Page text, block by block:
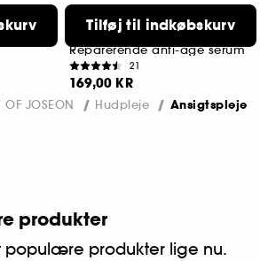
Tea +
Revive Serum: Ginseng +
Reparerende anti-age serum
21
169,00 KR
Tilføj til indkøbskurv
OF JOSEON Hudpleje Ansigtspleje
produkter
populære produkter lige nu.